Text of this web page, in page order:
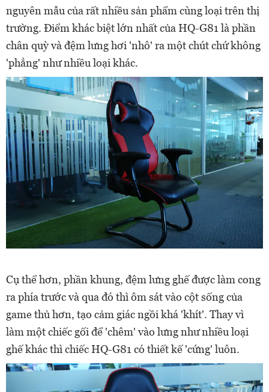
nguyên mẫu của rất nhiều sản phẩm cùng loại trên thị
trường. Điểm khác biệt lớn nhất của HQ-G81 là phần
chân quỳ và đệm lưng hơi 'nhô' ra một chút chứ không
'phẳng' như nhiều loại khác.
Cụ thể hơn, phần khung, đệm lưng ghế được làm cong
ra phía trước và qua đó thì ôm sát vào cột sống của
game thủ hơn, tạo cảm giác ngồi khá 'khít'. Thay vì
làm một chiếc gối để 'chêm' vào lưng như nhiều loại
ghế khác thì chiếc HQ-G81 có thiết kế 'cứng' luôn.